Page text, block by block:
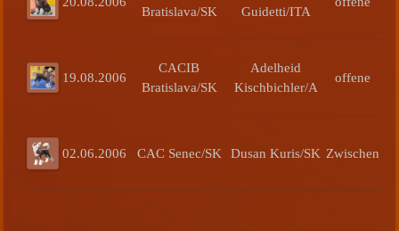
Bratislava/SK
Guidetti/ITA
19.08.2006
CACIB
Bratislava/SK
Adelheid
Kischbichler/A
offene
02.06.2006 CAC Senec/SK Dusan Kuris/SK Zwischen